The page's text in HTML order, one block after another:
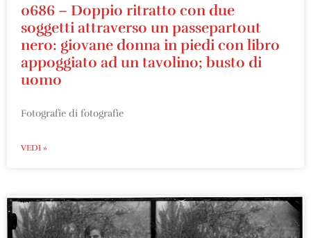
0686 – Doppio ritratto con due
soggetti attraverso un passepartout
nero: giovane donna in piedi con libro
appoggiato ad un tavolino; busto di
uomo
Fotografie di fotografie
VEDI »